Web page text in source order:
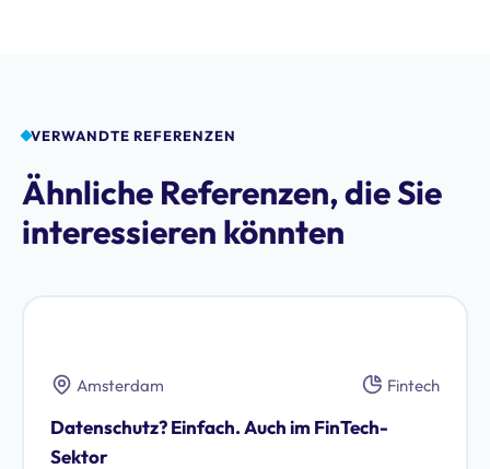
VERWANDTE REFERENZEN
Ähnliche Referenzen, die Sie
interessieren könnten
Amsterdam Fintech
Datenschutz? Einfach. Auch im FinTech-
Sektor